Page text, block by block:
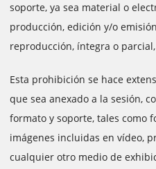
soporte, ya sea material o
producción, edición y/o
reproducción, íntegra o
Esta prohibición se hace
que sea anexado a la sesión,
formato y soporte, tales como
imágenes incluidas en vídeo,
cualquier otro medio de